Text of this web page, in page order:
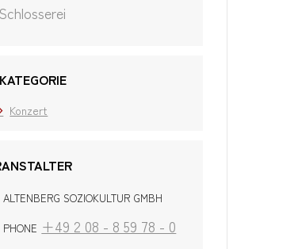
Schlosserei
KATEGORIE
Konzert
ALTENBERG SOZIOKULTUR GMBH
PHONE +49 2 08 - 8 59 78 - 0